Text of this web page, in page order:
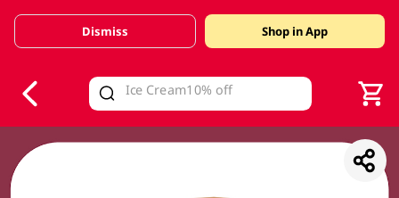
Valid Until 30 June 2026
Dismiss Shop in App